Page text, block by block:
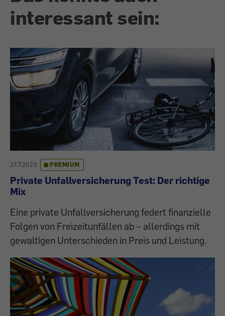
interessant sein:
27.7.2023 PREMIUM
Private Unfallversicherung Test: Der richtige
Mix
Eine private Unfallversicherung federt finanzielle
Folgen von Freizeitunfällen ab – allerdings mit
gewaltigen Unterschieden in Preis und Leistung.